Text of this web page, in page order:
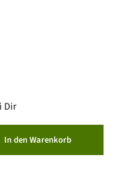
Dir
In den Warenkorb